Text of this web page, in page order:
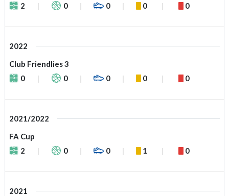
2
0 0 0 0
2022
Club Friendlies 3
0
0 0 0 0
2021/2022
FA Cup
2
0 0 1 0
2021